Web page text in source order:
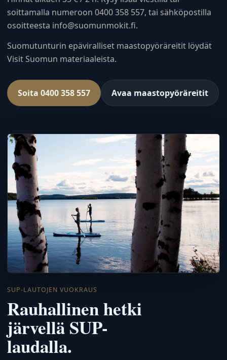
soittamalla numeroon 0400 358 557, tai sähköpostilla
osoitteesta info@suomunmokit.fi.
Suomutunturin epäviralliset maastopyöräreitit löydät
Visit Suomun materiaaleista.
Soita 0400 358 557 Avaa maastopyöräreitit
SUP-LAUTOJEN VUOKRAUS
Rauhallinen hetki
järvellä SUP-
laudalla.